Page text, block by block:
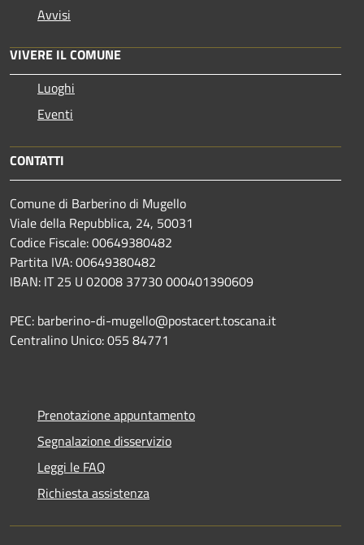
Avvisi
VIVERE IL COMUNE
Luoghi
Eventi
CONTATTI
Comune di Barberino di Mugello
Viale della Repubblica, 24, 50031
Codice Fiscale: 00649380482
Partita IVA: 00649380482
IBAN: IT 25 U 02008 37730 000401390609
PEC: barberino-di-mugello@postacert.toscana.it
Centralino Unico: 055 84771
Prenotazione appuntamento
Segnalazione disservizio
Leggi le FAQ
Richiesta assistenza